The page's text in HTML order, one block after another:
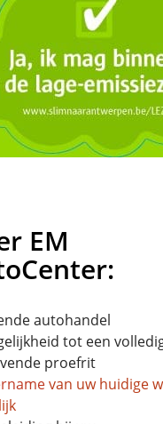
EM
autohandel
tot een
proefrit
van uw huidige